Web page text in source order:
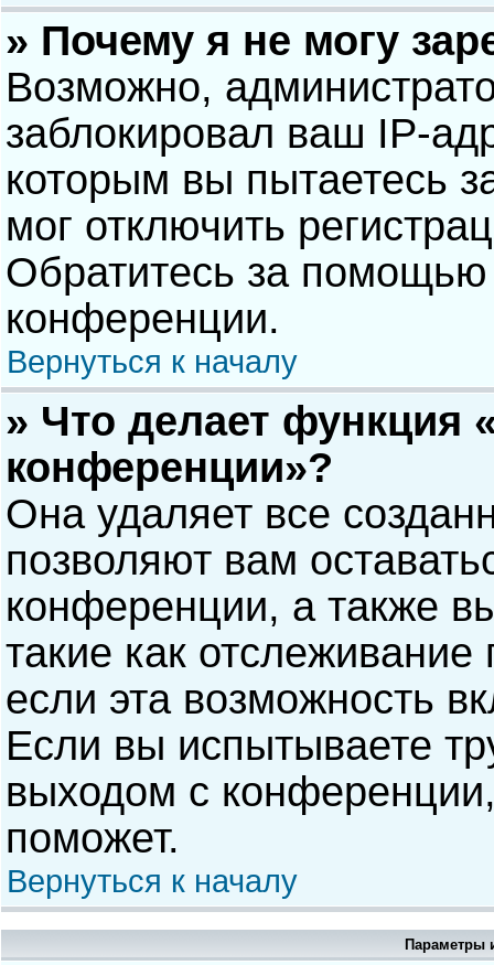
» Почему я не могу
Возможно,
заблокировал ваш IP-
которым вы пытаетесь
мог отключить
Обратитесь за помощью
конференции.
Вернуться к началу
» Что делает функция
конференции»?
Она удаляет все
позволяют вам
конференции, а также
такие как
если эта возможность
Если вы испытываете
выходом с
поможет.
Вернуться к началу
Параметры